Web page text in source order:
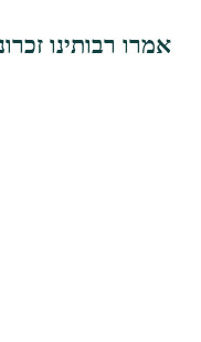
אמרו רבותינו